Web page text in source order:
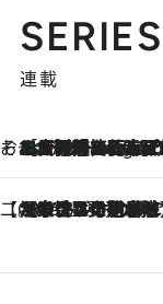
SERIES
連載
そおだよおこの関西おいしい、おやつ紀行4 Hours Ago
［大阪府箕面市］一皿一皿目の前で仕上げられる、料理を巧みに組み込んだアシェットデセールコース「ミチル アシェット デセー
【CREA×星野リゾート】唯一無二。癒し
2026.8.7
【トンボの足水浴】ヒノキの香りに包まれて涼感マックス！約13℃の湧水かけ流しを